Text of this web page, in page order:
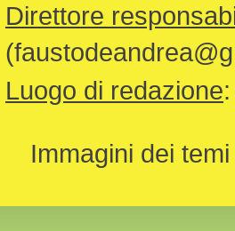
Direttore
Luogo di redazione
Immagini dei